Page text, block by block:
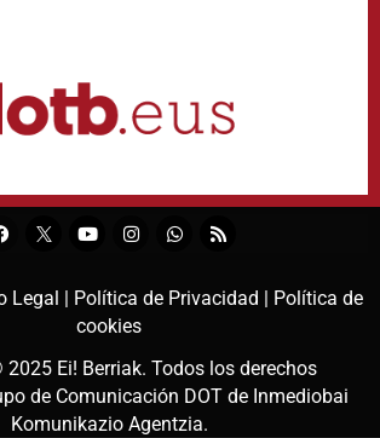
Legal | Política de Privacidad |
Política de
cookies
2025 Ei! Berriak. Todos los derechos
de Comunicación DOT de Inmediobai
Komunikazio Agentzia.